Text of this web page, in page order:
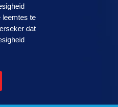
leemtes te
dat